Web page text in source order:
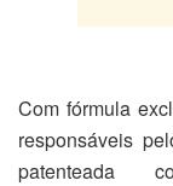
Com fórmula
responsáveis
patenteada